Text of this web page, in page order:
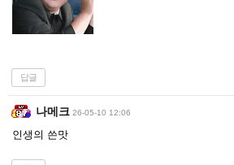
답글
나메크 26-05-10 12:06
인생의 쓴맛